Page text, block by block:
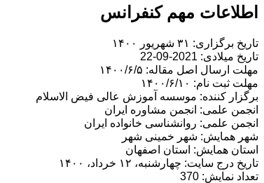
اطلاعات مهم کنفرانس
تاریخ برگزاری: ۳۱ شهریور ۱۴۰۰
تاریخ میلادی: 2021-09-22
مهلت ارسال اصل مقاله: ۱۴۰۰/۶/۵
مهلت ثبت نام: ۱۴۰۰/۶/۱۰
برگزار کننده: موسسه آموزش عالی فیض الاسلام
انجمن علمی: انجمن مشاوره ایران
انجمن علمی: روانشناسی خانواده ایران
شهر همایش: شهر خمینی شهر
استان همایش: استان اصفهان
تاریخ درج سایت: چهارشنبه، ۱۲ خرداد، ۱۴۰۰
تعداد نمایش: 370